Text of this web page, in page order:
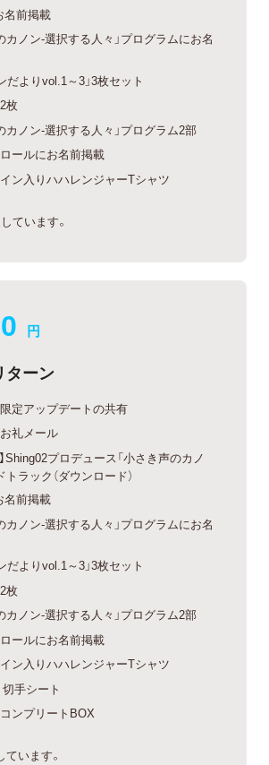
名前掲載
カノン-選択する人々」プログラムにお名
だよりvol.1～3」3枚セット
枚
カノン-選択する人々」プログラム2部
ールにお名前掲載
ン入りハハレンジャーTシャツ
ています。
円
ターン
定アップデートの共有
礼メール
】Shing02プロデュース「小さき声のカノ
トラック（ダウンロード）
名前掲載
カノン-選択する人々」プログラムにお名
だよりvol.1～3」3枚セット
枚
カノン-選択する人々」プログラム2部
ールにお名前掲載
ン入りハハレンジャーTシャツ
手シート
ンプリートBOX
います。